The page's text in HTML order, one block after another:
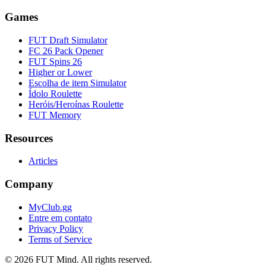
Games
FUT Draft Simulator
FC 26 Pack Opener
FUT Spins 26
Higher or Lower
Escolha de item Simulator
Ídolo Roulette
Heróis/Heroínas Roulette
FUT Memory
Resources
Articles
Company
MyClub.gg
Entre em contato
Privacy Policy
Terms of Service
© 2026 FUT Mind. All rights reserved.